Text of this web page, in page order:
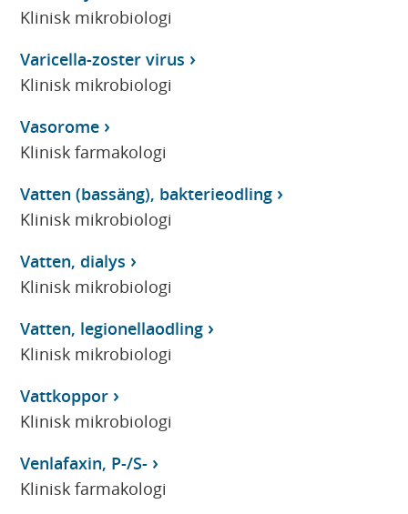
Klinisk mikrobiologi
Varicella-zoster virus
Klinisk mikrobiologi
Vasorome
Klinisk farmakologi
Vatten (bassäng), bakterieodling
Klinisk mikrobiologi
Vatten, dialys
Klinisk mikrobiologi
Vatten, legionellaodling
Klinisk mikrobiologi
Vattkoppor
Klinisk mikrobiologi
Venlafaxin, P-/S-
Klinisk farmakologi